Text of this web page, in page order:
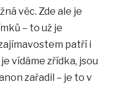
věc. Zde ale je
– to už je
patří i
vídáme zřídka, jsou
zařadil – je to v